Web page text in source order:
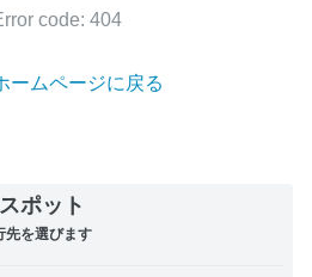
code: 404
ームページに戻る
ポット
先を選びます